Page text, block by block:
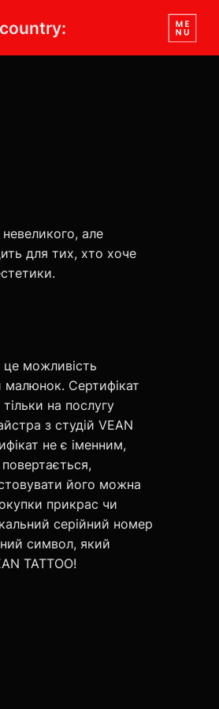
але
для тих, хто хоче
це можливість
малюнок. Сертифікат
на послугу
з студій VEAN
не є іменним,
його можна
прикрас чи
серійний номер
символ, який
TATTOO!